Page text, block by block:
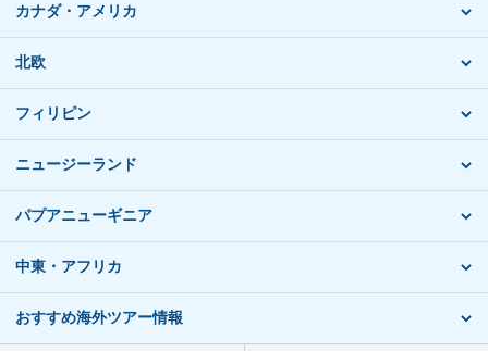
カナダ・アメリカ
北欧
フィリピン
ニュージーランド
パプアニューギニア
中東・アフリカ
おすすめ海外ツアー情報